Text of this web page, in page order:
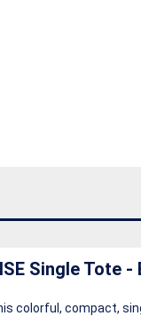
Single Tote -
colorful, compact,